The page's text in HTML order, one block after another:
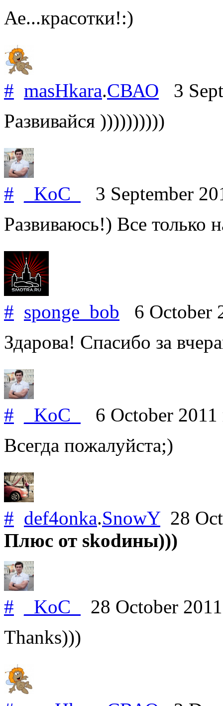
Ае...красотки!:)
# masHkara.СВАО 3
Развивайся ))))))))))
# _KoC_
3 September
Развиваюсь!) Все только
# sponge_bob 6 October
Здарова! Спасибо за
# _KoC_ 6 October 2011
Всегда пожалуйста;)
# def4onka.SnowY28
Плюс от skodины)))
# _KoC_
28 October
Thanks)))